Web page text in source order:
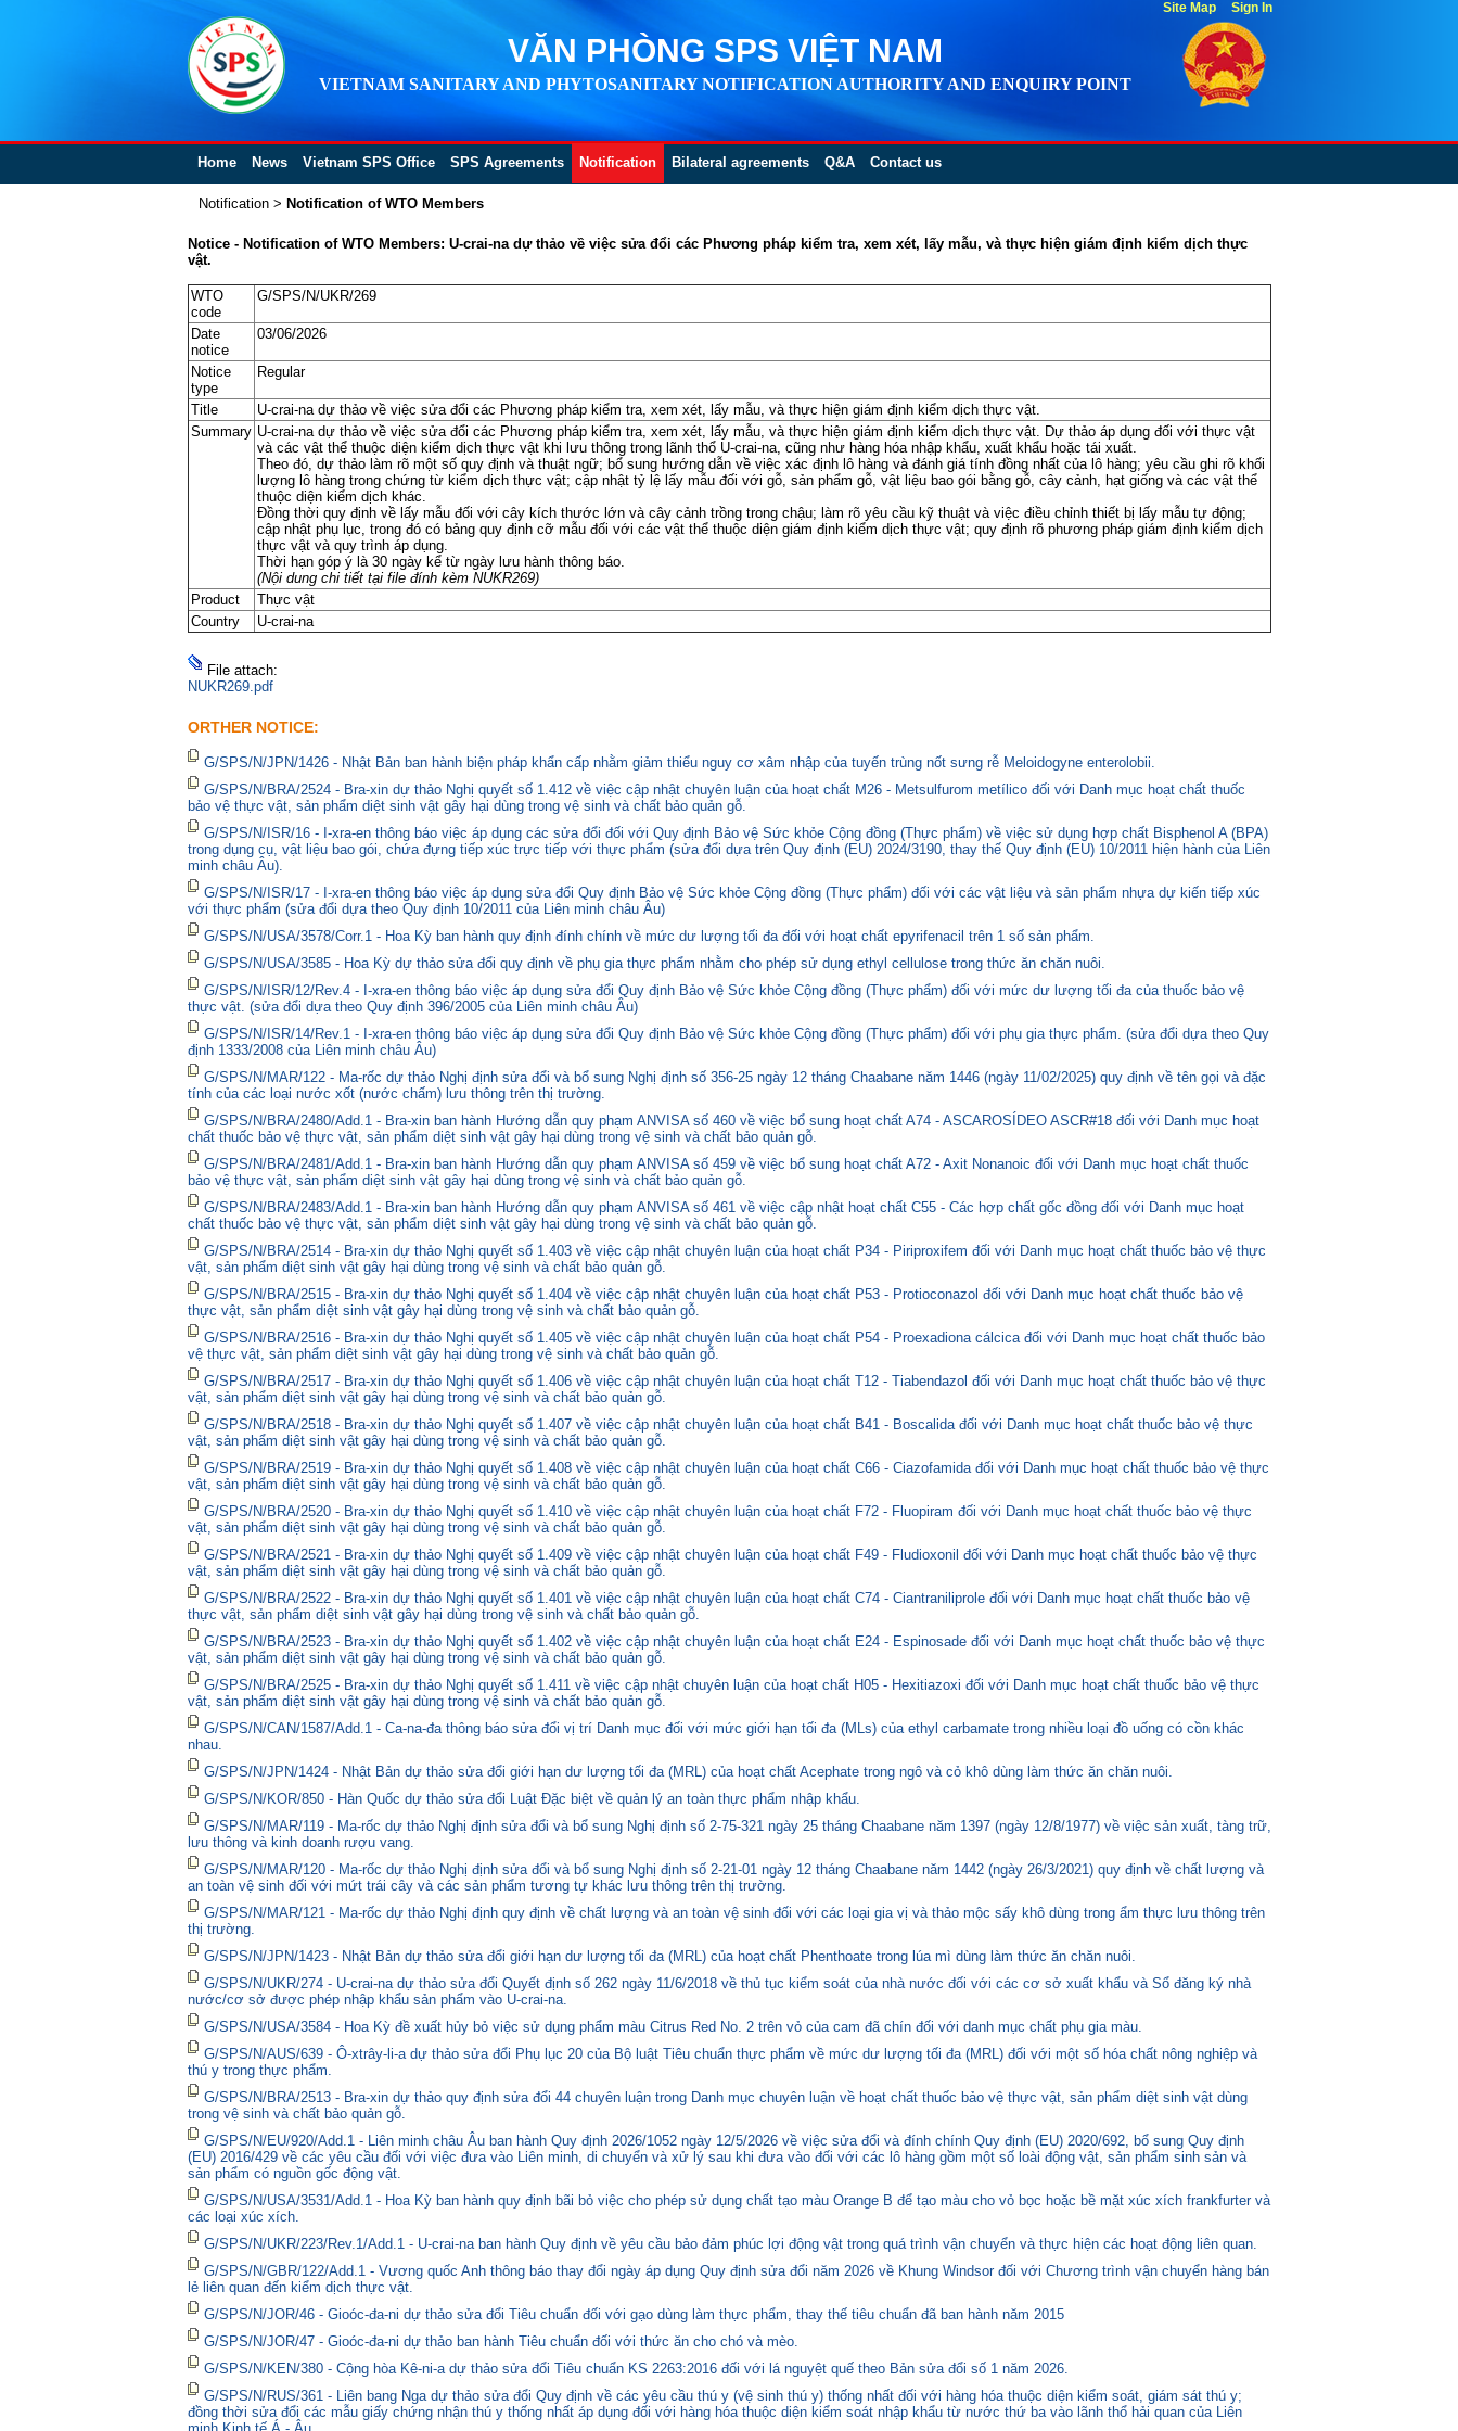
VĂN PHÒNG SPS VIỆT NAM
VIETNAM SANITARY AND PHYTOSANITARY NOTIFICATION AUTHORITY AND ENQUIRY POINT
Home News Vietnam SPS Office SPS Agreements Notification Bilateral agreements Q&A Contact us
Notification> Notification of WTO Members
Notice - Notification of WTO Members: U-crai-na dự thảo về việc sửa đổi các Phương pháp kiểm tra, xem xét, lấy mẫu, và thực hiện giám định kiểm dịch thực
vật.
WTO
code
G/SPS/N/UKR/269
Date
notice
03/06/2026
Notice
type
Regular
Title
U-crai-na dự thảo về việc sửa đổi các Phương pháp kiểm tra, xem xét, lấy mẫu, và thực hiện giám định kiểm dịch thực vật.
Summary U-crai-na dự thảo về việc sửa đổi các Phương pháp kiểm tra, xem xét, lấy mẫu, và thực hiện giám định kiểm dịch thực vật. Dự thảo áp dụng đối với thực vật
và các vật thể thuộc diện kiểm dịch thực vật khi lưu thông trong lãnh thổ U-crai-na, cũng như hàng hóa nhập khẩu, xuất khẩu hoặc tái xuất.
Theo đó, dự thảo làm rõ một số quy định và thuật ngữ; bổ sung hướng dẫn về việc xác định lô hàng và đánh giá tính đồng nhất của lô hàng; yêu cầu ghi rõ khối
lượng lô hàng trong chứng từ kiểm dịch thực vật; cập nhật tỷ lệ lấy mẫu đối với gỗ, sản phẩm gỗ, vật liệu bao gói bằng gỗ, cây cảnh, hạt giống và các vật thể
thuộc diện kiểm dịch khác.
Đồng thời quy định về lấy mẫu đối với cây kích thước lớn và cây cảnh trồng trong chậu; làm rõ yêu cầu kỹ thuật và việc điều chỉnh thiết bị lấy mẫu tự động;
cập nhật phụ lục, trong đó có bảng quy định cỡ mẫu đối với các vật thể thuộc diện giám định kiểm dịch thực vật; quy định rõ phương pháp giám định kiểm dịch
thực vật và quy trình áp dụng.
Thời hạn góp ý là 30 ngày kể từ ngày lưu hành thông báo.
(Nội dung chi tiết tại file đính kèm NUKR269)
Product
Thực vật
Country
U-crai-na
File attach:
NUKR269.pdf
ORTHER NOTICE:
G/SPS/N/JPN/1426 - Nhật Bản ban hành biện pháp khẩn cấp nhằm giảm thiểu nguy cơ xâm nhập của tuyến trùng nốt sưng rễ Meloidogyne enterolobii.
G/SPS/N/BRA/2524 - Bra-xin dự thảo Nghị quyết số 1.412 về việc cập nhật chuyên luận của hoạt chất M26 - Metsulfurom metílico đối với Danh mục hoạt chất thuốc
bảo vệ thực vật, sản phẩm diệt sinh vật gây hại dùng trong vệ sinh và chất bảo quản gỗ.
G/SPS/N/ISR/16 - I-xra-en thông báo việc áp dụng các sửa đổi đối với Quy định Bảo vệ Sức khỏe Cộng đồng (Thực phẩm) về việc sử dụng hợp chất Bisphenol A (BPA)
trong dụng cụ, vật liệu bao gói, chứa đựng tiếp xúc trực tiếp với thực phẩm (sửa đổi dựa trên Quy định (EU) 2024/3190, thay thế Quy định (EU) 10/2011 hiện hành của Liên
minh châu Âu).
G/SPS/N/ISR/17 - I-xra-en thông báo việc áp dụng sửa đổi Quy định Bảo vệ Sức khỏe Cộng đồng (Thực phẩm) đối với các vật liệu và sản phẩm nhựa dự kiến tiếp xúc
với thực phẩm (sửa đổi dựa theo Quy định 10/2011 của Liên minh châu Âu)
G/SPS/N/USA/3578/Corr.1 - Hoa Kỳ ban hành quy định đính chính về mức dư lượng tối đa đối với hoạt chất epyrifenacil trên 1 số sản phẩm.
G/SPS/N/USA/3585 - Hoa Kỳ dự thảo sửa đổi quy định về phụ gia thực phẩm nhằm cho phép sử dụng ethyl cellulose trong thức ăn chăn nuôi.
G/SPS/N/ISR/12/Rev.4 - I-xra-en thông báo việc áp dụng sửa đổi Quy định Bảo vệ Sức khỏe Cộng đồng (Thực phẩm) đối với mức dư lượng tối đa của thuốc bảo vệ
thực vật. (sửa đổi dựa theo Quy định 396/2005 của Liên minh châu Âu)
G/SPS/N/ISR/14/Rev.1 - I-xra-en thông báo việc áp dụng sửa đổi Quy định Bảo vệ Sức khỏe Cộng đồng (Thực phẩm) đối với phụ gia thực phẩm. (sửa đổi dựa theo Quy
định 1333/2008 của Liên minh châu Âu)
G/SPS/N/MAR/122 - Ma-rốc dự thảo Nghị định sửa đổi và bổ sung Nghị định số 356-25 ngày 12 tháng Chaabane năm 1446 (ngày 11/02/2025) quy định về tên gọi và đặc
tính của các loại nước xốt (nước chấm) lưu thông trên thị trường.
G/SPS/N/BRA/2480/Add.1 - Bra-xin ban hành Hướng dẫn quy phạm ANVISA số 460 về việc bổ sung hoạt chất A74 - ASCAROSÍDEO ASCR#18 đối với Danh mục hoạt
chất thuốc bảo vệ thực vật, sản phẩm diệt sinh vật gây hại dùng trong vệ sinh và chất bảo quản gỗ.
G/SPS/N/BRA/2481/Add.1 - Bra-xin ban hành Hướng dẫn quy phạm ANVISA số 459 về việc bổ sung hoạt chất A72 - Axit Nonanoic đối với Danh mục hoạt chất thuốc
bảo vệ thực vật, sản phẩm diệt sinh vật gây hại dùng trong vệ sinh và chất bảo quản gỗ.
G/SPS/N/BRA/2483/Add.1 - Bra-xin ban hành Hướng dẫn quy phạm ANVISA số 461 về việc cập nhật hoạt chất C55 - Các hợp chất gốc đồng đối với Danh mục hoạt
chất thuốc bảo vệ thực vật, sản phẩm diệt sinh vật gây hại dùng trong vệ sinh và chất bảo quản gỗ.
G/SPS/N/BRA/2514 - Bra-xin dự thảo Nghị quyết số 1.403 về việc cập nhật chuyên luận của hoạt chất P34 - Piriproxifem đối với Danh mục hoạt chất thuốc bảo vệ thực
vật, sản phẩm diệt sinh vật gây hại dùng trong vệ sinh và chất bảo quản gỗ.
G/SPS/N/BRA/2515 - Bra-xin dự thảo Nghị quyết số 1.404 về việc cập nhật chuyên luận của hoạt chất P53 - Protioconazol đối với Danh mục hoạt chất thuốc bảo vệ
thực vật, sản phẩm diệt sinh vật gây hại dùng trong vệ sinh và chất bảo quản gỗ.
G/SPS/N/BRA/2516 - Bra-xin dự thảo Nghị quyết số 1.405 về việc cập nhật chuyên luận của hoạt chất P54 - Proexadiona cálcica đối với Danh mục hoạt chất thuốc bảo
vệ thực vật, sản phẩm diệt sinh vật gây hại dùng trong vệ sinh và chất bảo quản gỗ.
G/SPS/N/BRA/2517 - Bra-xin dự thảo Nghị quyết số 1.406 về việc cập nhật chuyên luận của hoạt chất T12 - Tiabendazol đối với Danh mục hoạt chất thuốc bảo vệ thực
vật, sản phẩm diệt sinh vật gây hại dùng trong vệ sinh và chất bảo quản gỗ.
G/SPS/N/BRA/2518 - Bra-xin dự thảo Nghị quyết số 1.407 về việc cập nhật chuyên luận của hoạt chất B41 - Boscalida đối với Danh mục hoạt chất thuốc bảo vệ thực
vật, sản phẩm diệt sinh vật gây hại dùng trong vệ sinh và chất bảo quản gỗ.
G/SPS/N/BRA/2519 - Bra-xin dự thảo Nghị quyết số 1.408 về việc cập nhật chuyên luận của hoạt chất C66 - Ciazofamida đối với Danh mục hoạt chất thuốc bảo vệ thực
vật, sản phẩm diệt sinh vật gây hại dùng trong vệ sinh và chất bảo quản gỗ.
G/SPS/N/BRA/2520 - Bra-xin dự thảo Nghị quyết số 1.410 về việc cập nhật chuyên luận của hoạt chất F72 - Fluopiram đối với Danh mục hoạt chất thuốc bảo vệ thực
vật, sản phẩm diệt sinh vật gây hại dùng trong vệ sinh và chất bảo quản gỗ.
G/SPS/N/BRA/2521 - Bra-xin dự thảo Nghị quyết số 1.409 về việc cập nhật chuyên luận của hoạt chất F49 - Fludioxonil đối với Danh mục hoạt chất thuốc bảo vệ thực
vật, sản phẩm diệt sinh vật gây hại dùng trong vệ sinh và chất bảo quản gỗ.
G/SPS/N/BRA/2522 - Bra-xin dự thảo Nghị quyết số 1.401 về việc cập nhật chuyên luận của hoạt chất C74 - Ciantraniliprole đối với Danh mục hoạt chất thuốc bảo vệ
thực vật, sản phẩm diệt sinh vật gây hại dùng trong vệ sinh và chất bảo quản gỗ.
G/SPS/N/BRA/2523 - Bra-xin dự thảo Nghị quyết số 1.402 về việc cập nhật chuyên luận của hoạt chất E24 - Espinosade đối với Danh mục hoạt chất thuốc bảo vệ thực
vật, sản phẩm diệt sinh vật gây hại dùng trong vệ sinh và chất bảo quản gỗ.
G/SPS/N/BRA/2525 - Bra-xin dự thảo Nghị quyết số 1.411 về việc cập nhật chuyên luận của hoạt chất H05 - Hexitiazoxi đối với Danh mục hoạt chất thuốc bảo vệ thực
vật, sản phẩm diệt sinh vật gây hại dùng trong vệ sinh và chất bảo quản gỗ.
G/SPS/N/CAN/1587/Add.1 - Ca-na-đa thông báo sửa đổi vị trí Danh mục đối với mức giới hạn tối đa (MLs) của ethyl carbamate trong nhiều loại đồ uống có cồn khác
nhau.
G/SPS/N/JPN/1424 - Nhật Bản dự thảo sửa đổi giới hạn dư lượng tối đa (MRL) của hoạt chất Acephate trong ngô và cỏ khô dùng làm thức ăn chăn nuôi.
G/SPS/N/KOR/850 - Hàn Quốc dự thảo sửa đổi Luật Đặc biệt về quản lý an toàn thực phẩm nhập khẩu.
G/SPS/N/MAR/119 - Ma-rốc dự thảo Nghị định sửa đổi và bổ sung Nghị định số 2-75-321 ngày 25 tháng Chaabane năm 1397 (ngày 12/8/1977) về việc sản xuất, tàng trữ,
lưu thông và kinh doanh rượu vang.
G/SPS/N/MAR/120 - Ma-rốc dự thảo Nghị định sửa đổi và bổ sung Nghị định số 2-21-01 ngày 12 tháng Chaabane năm 1442 (ngày 26/3/2021) quy định về chất lượng và
an toàn vệ sinh đối với mứt trái cây và các sản phẩm tương tự khác lưu thông trên thị trường.
G/SPS/N/MAR/121 - Ma-rốc dự thảo Nghị định quy định về chất lượng và an toàn vệ sinh đối với các loại gia vị và thảo mộc sấy khô dùng trong ẩm thực lưu thông trên
thị trường.
G/SPS/N/JPN/1423 - Nhật Bản dự thảo sửa đổi giới hạn dư lượng tối đa (MRL) của hoạt chất Phenthoate trong lúa mì dùng làm thức ăn chăn nuôi.
G/SPS/N/UKR/274 - U-crai-na dự thảo sửa đổi Quyết định số 262 ngày 11/6/2018 về thủ tục kiểm soát của nhà nước đối với các cơ sở xuất khẩu và Sổ đăng ký nhà
nước/cơ sở được phép nhập khẩu sản phẩm vào U-crai-na.
G/SPS/N/USA/3584 - Hoa Kỳ đề xuất hủy bỏ việc sử dụng phẩm màu Citrus Red No. 2 trên vỏ của cam đã chín đối với danh mục chất phụ gia màu.
G/SPS/N/AUS/639 - Ô-xtrây-li-a dự thảo sửa đổi Phụ lục 20 của Bộ luật Tiêu chuẩn thực phẩm về mức dư lượng tối đa (MRL) đối với một số hóa chất nông nghiệp và
thú y trong thực phẩm.
G/SPS/N/BRA/2513 - Bra-xin dự thảo quy định sửa đổi 44 chuyên luận trong Danh mục chuyên luận về hoạt chất thuốc bảo vệ thực vật, sản phẩm diệt sinh vật dùng
trong vệ sinh và chất bảo quản gỗ.
G/SPS/N/EU/920/Add.1 - Liên minh châu Âu ban hành Quy định 2026/1052 ngày 12/5/2026 về việc sửa đổi và đính chính Quy định (EU) 2020/692, bổ sung Quy định
(EU) 2016/429 về các yêu cầu đối với việc đưa vào Liên minh, di chuyển và xử lý sau khi đưa vào đối với các lô hàng gồm một số loài động vật, sản phẩm sinh sản và
sản phẩm có nguồn gốc động vật.
G/SPS/N/USA/3531/Add.1 - Hoa Kỳ ban hành quy định bãi bỏ việc cho phép sử dụng chất tạo màu Orange B để tạo màu cho vỏ bọc hoặc bề mặt xúc xích frankfurter và
các loại xúc xích.
G/SPS/N/UKR/223/Rev.1/Add.1 - U-crai-na ban hành Quy định về yêu cầu bảo đảm phúc lợi động vật trong quá trình vận chuyển và thực hiện các hoạt động liên quan.
G/SPS/N/GBR/122/Add.1 - Vương quốc Anh thông báo thay đổi ngày áp dụng Quy định sửa đổi năm 2026 về Khung Windsor đối với Chương trình vận chuyển hàng bán
lẻ liên quan đến kiểm dịch thực vật.
G/SPS/N/JOR/46 - Gioóc-đa-ni dự thảo sửa đổi Tiêu chuẩn đối với gạo dùng làm thực phẩm, thay thế tiêu chuẩn đã ban hành năm 2015
G/SPS/N/JOR/47 - Gioóc-đa-ni dự thảo ban hành Tiêu chuẩn đối với thức ăn cho chó và mèo.
G/SPS/N/KEN/380 - Cộng hòa Kê-ni-a dự thảo sửa đổi Tiêu chuẩn KS 2263:2016 đối với lá nguyệt quế theo Bản sửa đổi số 1 năm 2026.
G/SPS/N/RUS/361 - Liên bang Nga dự thảo sửa đổi Quy định về các yêu cầu thú y (vệ sinh thú y) thống nhất đối với hàng hóa thuộc diện kiểm soát, giám sát thú y;
đồng thời sửa đổi các mẫu giấy chứng nhận thú y thống nhất áp dụng đối với hàng hóa thuộc diện kiểm soát nhập khẩu từ nước thứ ba vào lãnh thổ hải quan của Liên
Site Map Sign In